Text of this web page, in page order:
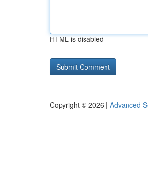
HTML is disabled
Copyright © 2026 | Advanced